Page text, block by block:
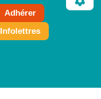
Adhérer
Infolettres